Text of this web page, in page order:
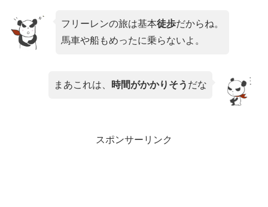
フリーレンの旅は基本徒歩だからね。
馬車や船もめったに乗らないよ。
まあこれは、 時間がかかりそう だな
スポンサーリンク